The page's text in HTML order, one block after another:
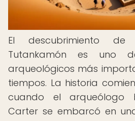
El descubrimiento
Tutankamón es uno
arqueológicos más
tiempos. La historia
cuando el arqueólogo
Carter se embarcó en